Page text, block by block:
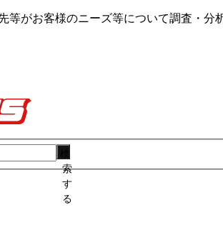
等がお客様のニーズ等について調査・
索
す
る